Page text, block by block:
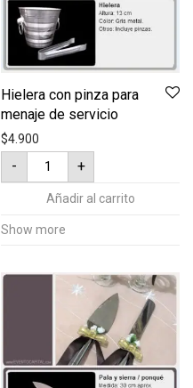
Hielera con pinza para
menaje de servicio
$4.900
-
Hielera
pinza
para
menaje
servicio
+
Añadir al carrito
Show more